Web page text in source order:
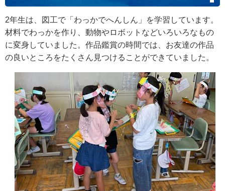
2年生は、図工で「わっかでへんしん」を学習しています。
材料でわっかを作り、動物やロボットなどいろいろなもの
に変身していました。作品鑑賞の時間では、お友達の作品
の良いところをたくさん見つけることができていました。